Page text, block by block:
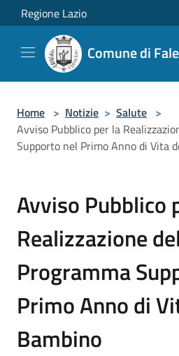
Salta al contenuto principale
Regione Lazio
Comune di
Home > Notizie > Salute >
Avviso Pubblico per la
Supporto nel Primo Anno di Vita
Avviso Pubblico
Realizzazione del
Programma
Primo Anno di
Bambino